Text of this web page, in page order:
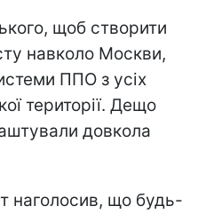
щоб створити
навколо Москви,
ППО з усіх
території. Дещо
довкола
наголосив, що будь-